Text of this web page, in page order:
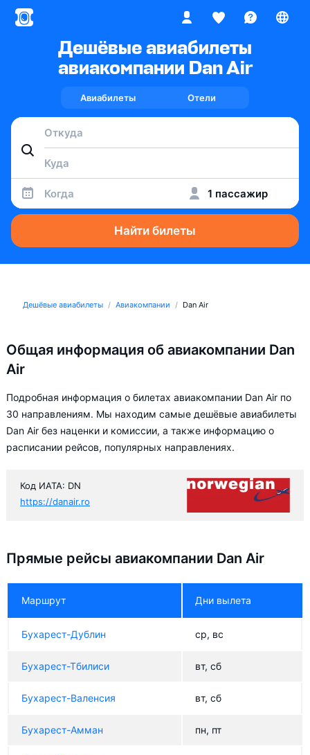
Дешёвые авиабилеты
авиакомпании Dan Air
Авиабилеты Отели
Когда 1 пассажир
Найти билеты
Дешёвые авиабилеты Авиакомпании Dan Air
Общая информация об авиакомпании Dan
Air
Подробная информация о билетах авиакомпании Dan Air по
30 направлениям. Мы находим самые дешёвые авиабилеты
Dan Air без наценки и комиссии, а также информацию о
расписании рейсов, популярных направлениях.
Код ИАТА: DN
https://danair.ro
Прямые рейсы авиакомпании Dan Air
Маршрут Дни вылета
Бухарест-Дублин ср, вс
Бухарест-Тбилиси вт, сб
Бухарест-Валенсия вт, сб
Бухарест-Амман пн, пт